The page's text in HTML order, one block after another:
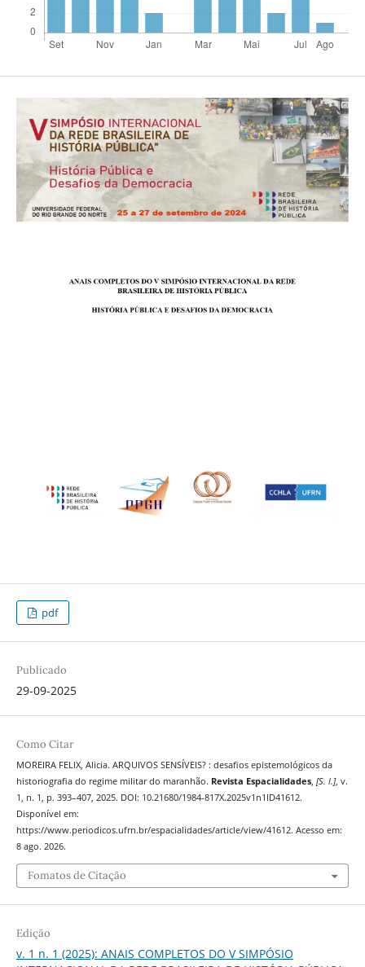
pdf
Publicado
29-09-2025
Como Citar
MOREIRA FELIX, Alicia. ARQUIVOS SENSÍVEIS? : desafios epistemológicos da
historiografia do regime militar do maranhão. Revista Espacialidades, [S. l.], v.
1, n. 1, p. 393–407, 2025. DOI: 10.21680/1984-817X.2025v1n1ID41612.
Disponível em:
https://www.periodicos.ufrn.br/espacialidades/article/view/41612. Acesso em:
8 ago. 2026.
Fomatos de Citação
Edição
v. 1 n. 1 (2025): ANAIS COMPLETOS DO V SIMPÓSIO